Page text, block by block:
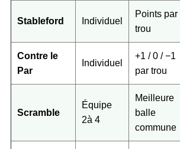
Stableford Individuel
Points par
trou
Contre le
Par
Individuel
+1 / 0 / −1
par trou
Scramble
Équipe
2à 4
Meilleure
balle
commune